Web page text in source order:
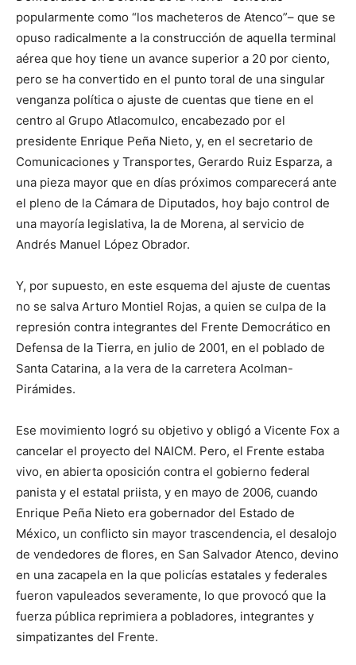
popularmente como “los macheteros de Atenco”– que se
opuso radicalmente a la construcción de aquella terminal
aérea que hoy tiene un avance superior a 20 por ciento,
pero se ha convertido en el punto toral de una singular
venganza política o ajuste de cuentas que tiene en el
centro al Grupo Atlacomulco, encabezado por el
presidente Enrique Peña Nieto, y, en el secretario de
Comunicaciones y Transportes, Gerardo Ruiz Esparza, a
una pieza mayor que en días próximos comparecerá ante
el pleno de la Cámara de Diputados, hoy bajo control de
una mayoría legislativa, la de Morena, al servicio de
Andrés Manuel López Obrador.
Y, por supuesto, en este esquema del ajuste de cuentas
no se salva Arturo Montiel Rojas, a quien se culpa de la
represión contra integrantes del Frente Democrático en
Defensa de la Tierra, en julio de 2001, en el poblado de
Santa Catarina, a la vera de la carretera Acolman-
Pirámides.
Ese movimiento logró su objetivo y obligó a Vicente Fox a
cancelar el proyecto del NAICM. Pero, el Frente estaba
vivo, en abierta oposición contra el gobierno federal
panista y el estatal priista, y en mayo de 2006, cuando
Enrique Peña Nieto era gobernador del Estado de
México, un conflicto sin mayor trascendencia, el desalojo
de vendedores de flores, en San Salvador Atenco, devino
en una zacapela en la que policías estatales y federales
fueron vapuleados severamente, lo que provocó que la
fuerza pública reprimiera a pobladores, integrantes y
simpatizantes del Frente.